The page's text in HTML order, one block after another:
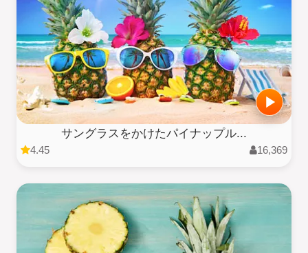
サングラスをかけたパイナップル...
4.45 16,369